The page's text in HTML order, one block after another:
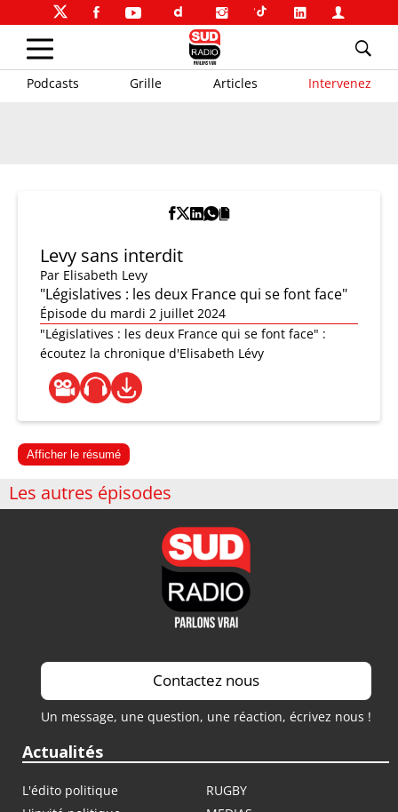
Podcasts Grille Articles Intervenez
Levy sans interdit
Par Elisabeth Levy
"Législatives : les deux France qui se font face"
Épisode du mardi 2 juillet 2024
"Législatives : les deux France qui se font face" :
écoutez la chronique d'Elisabeth Lévy
Afficher le résumé
Les autres épisodes
Contactez nous
Un message, une question, une réaction, écrivez nous !
Actualités
L'édito politique
RUGBY